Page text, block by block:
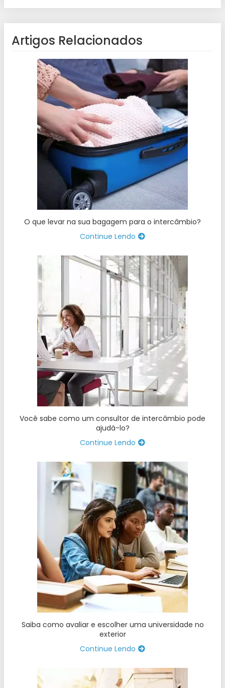
Artigos Relacionados
O que levar na sua bagagem para o intercâmbio?
Continue Lendo
Você sabe como um consultor de intercâmbio pode
ajudá-lo?
Continue Lendo
Saiba como avaliar e escolher uma universidade no
exterior
Continue Lendo